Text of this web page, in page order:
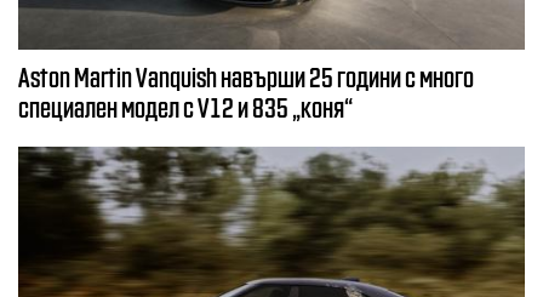
Aston Martin Vanquish навърши 25 години с много
специален модел с V12 и 835 „коня“